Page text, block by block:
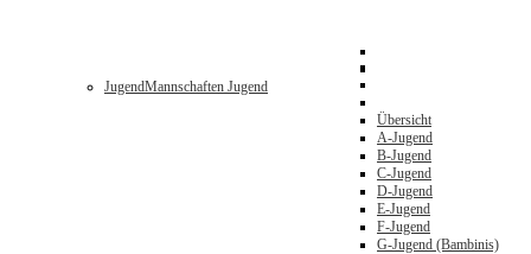
JugendMannschaften Jugend
Übersicht
A-Jugend
B-Jugend
C-Jugend
D-Jugend
E-Jugend
F-Jugend
G-Jugend (Bambinis)